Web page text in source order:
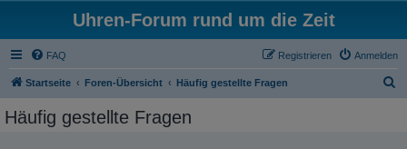
Uhren-Forum rund um die Zeit
FAQ Anmelden
Registrieren
Startseite Foren-Übersicht Häufig gestellte Fragen
Häufig gestellte Fragen